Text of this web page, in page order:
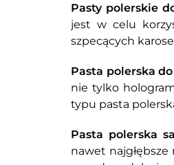
Pasty polerskie
jest w celu
szpecących
Pasta polerska
nie tylko
typu pasta
Pasta polerska
nawet najgłębsze